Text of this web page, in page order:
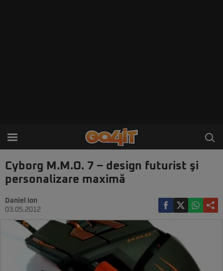
Cyborg M.M.O. 7 – design futurist şi
personalizare maximă
Daniel Ion
03.05.2012